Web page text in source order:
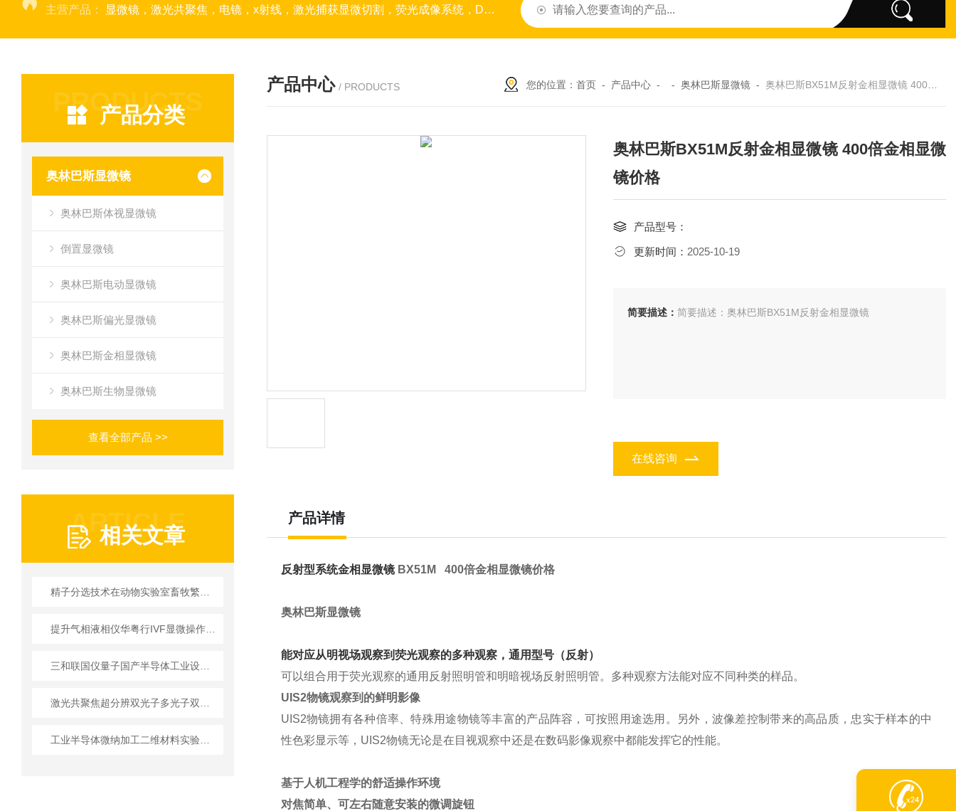
主营产品： 显微镜，激光共聚焦，电镜，x射线，激光捕获显微切割，荧光成像系统，DNA/RNA合成仪，半导体行业仪器设备，生命科学仪器，光刻机，
PRODUCTS
产品分类
奥林巴斯显微镜
奥林巴斯体视显微镜
倒置显微镜
奥林巴斯电动显微镜
奥林巴斯偏光显微镜
奥林巴斯金相显微镜
奥林巴斯生物显微镜
查看全部产品 >>
ARTICLE
相关文章
产品中心 / PRODUCTS 您的位置： 首页- 产品中心- - 奥林巴斯显微镜- 奥林巴斯BX51M反射金相显微镜 400倍金相显微镜价格
奥林巴斯BX51M反射金相显微镜 400倍金相显微
镜价格
产品型号：
更新时间： 2025-10-19
简要描述： 简要描述：奥林巴斯BX51M反射金相显微镜
在线咨询
产品详情
反射型系统金相显微镜BX51M 400倍金相显微镜价格
奥林巴斯显微镜
能对应从明视场观察到荧光观察的多种观察，通用型号（反射）
可以组合用于荧光观察的通用反射照明管和明暗视场反射照明管。多种观察方法能对应不同种类的样品。
UIS2物镜观察到的鲜明影像
UIS2物镜拥有各种倍率、特殊用途物镜等丰富的产品阵容，可按照用途选用。另外，波像差控制带来的高品质，忠实于样本的中
性色彩显示等， UIS2物镜无论是在目视观察中还是在数码影像观察中都能发挥它的性能。
基于人机工程学的舒适操作环境
对焦简单、可左右随意安装的微调旋钮